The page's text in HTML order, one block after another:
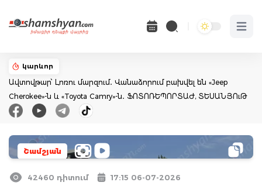
Open
կարևոր
Ավտովթար՝ Լոռու մարզում․ Վանաձորում բախվել են «Jeep
Cherokee»-ն և «Toyota Camry»-ն․ ՖՈՏՈՌԵՊՈՐՏԱԺ, ՏԵՍԱՆՅՈւԹ
Շամշյան
42460 դիտում 17:15 06-07-2026